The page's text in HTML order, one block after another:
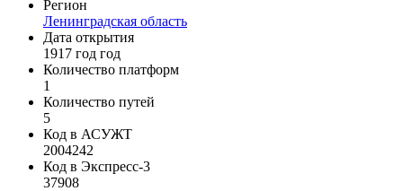
Регион
Ленинградская область
Дата открытия
1917 год год
Количество платформ
1
Количество путей
5
Код в АСУЖТ
2004242
Код в Экспресс-3
37908